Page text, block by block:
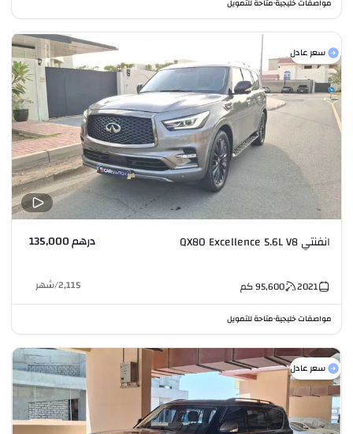
مواصفات خليجية•متاحة للتمويل
سعر عادل
انفنتي QX80 Excellence 5.6L V8 درهم 135,000
2021
95,600كم 2,115
/شهر
مواصفات خليجية•متاحة للتمويل
سعر عادل